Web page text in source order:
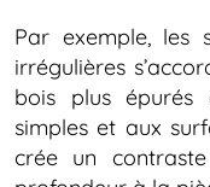
Par exemple, les
irrégulières
bois plus épurés
simples et aux
crée un